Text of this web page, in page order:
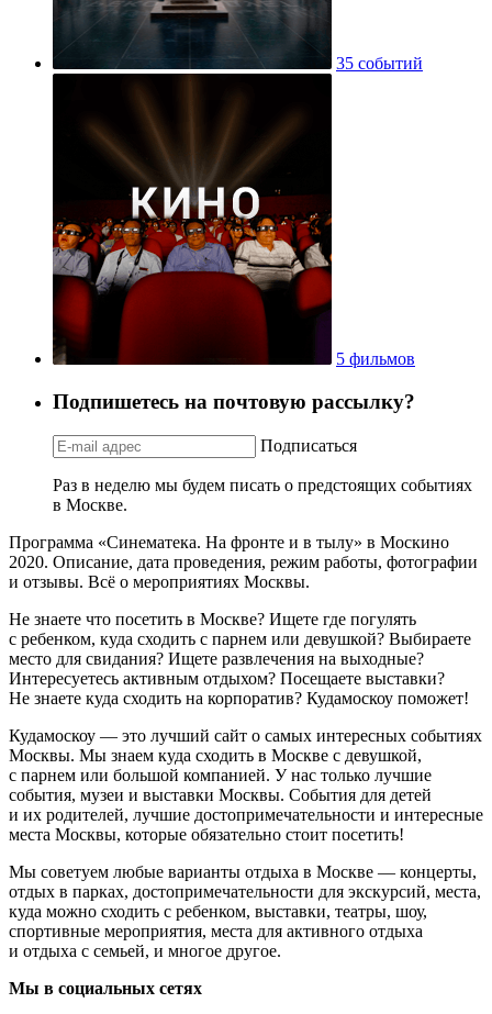
35 событий
5 фильмов
Подпишетесь на почтовую рассылку?
Подписаться
Раз в неделю мы будем писать о предстоящих событиях
в Москве.
Программа «Синематека. На фронте и в тылу» в Москино
2020. Описание, дата проведения, режим работы, фотографии
и отзывы. Всё о мероприятиях Москвы.
Не знаете что посетить в Москве? Ищете где погулять
с ребенком, куда сходить с парнем или девушкой? Выбираете
место для свидания? Ищете развлечения на выходные?
Интересуетесь активным отдыхом? Посещаете выставки?
Не знаете куда сходить на корпоратив? Кудамоскоу поможет!
Кудамоскоу — это лучший сайт о самых интересных событиях
Москвы. Мы знаем куда сходить в Москве с девушкой,
с парнем или большой компанией. У нас только лучшие
события, музеи и выставки Москвы. События для детей
и их родителей, лучшие достопримечательности и интересные
места Москвы, которые обязательно стоит посетить!
Мы советуем любые варианты отдыха в Москве — концерты,
отдых в парках, достопримечательности для экскурсий, места,
куда можно сходить с ребенком, выставки, театры, шоу,
спортивные мероприятия, места для активного отдыха
и отдыха с семьей, и многое другое.
Мы в социальных сетях